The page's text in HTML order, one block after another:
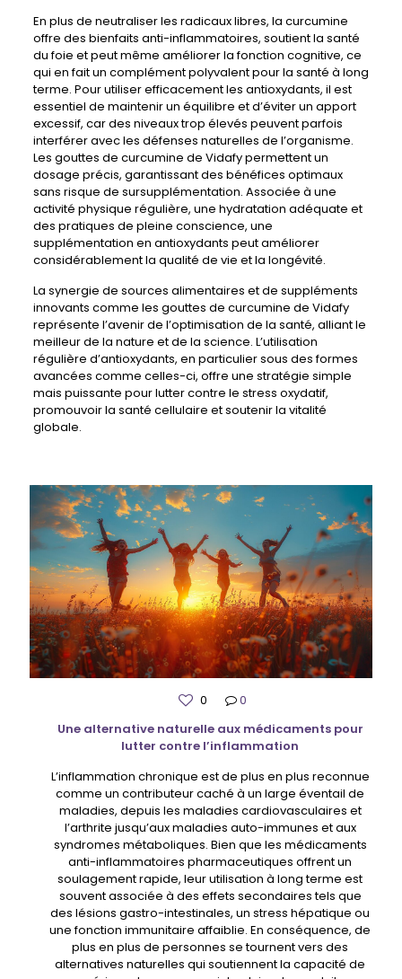
En plus de neutraliser les radicaux libres, la curcumine
offre des bienfaits anti-inflammatoires, soutient la santé
du foie et peut même améliorer la fonction cognitive, ce
qui en fait un complément polyvalent pour la santé à long
terme. Pour utiliser efficacement les antioxydants, il est
essentiel de maintenir un équilibre et d’éviter un apport
excessif, car des niveaux trop élevés peuvent parfois
interférer avec les défenses naturelles de l’organisme.
Les gouttes de curcumine de Vidafy permettent un
dosage précis, garantissant des bénéfices optimaux
sans risque de sursupplémentation. Associée à une
activité physique régulière, une hydratation adéquate et
des pratiques de pleine conscience, une
supplémentation en antioxydants peut améliorer
considérablement la qualité de vie et la longévité.
La synergie de sources alimentaires et de suppléments
innovants comme les gouttes de curcumine de Vidafy
représente l’avenir de l’optimisation de la santé, alliant le
meilleur de la nature et de la science. L’utilisation
régulière d’antioxydants, en particulier sous des formes
avancées comme celles-ci, offre une stratégie simple
mais puissante pour lutter contre le stress oxydatif,
promouvoir la santé cellulaire et soutenir la vitalité
globale.
0
0
Une alternative naturelle aux médicaments pour
lutter contre l’inflammation
L’inflammation chronique est de plus en plus reconnue
comme un contributeur caché à un large éventail de
maladies, depuis les maladies cardiovasculaires et
l’arthrite jusqu’aux maladies auto-immunes et aux
syndromes métaboliques. Bien que les médicaments
anti-inflammatoires pharmaceutiques offrent un
soulagement rapide, leur utilisation à long terme est
souvent associée à des effets secondaires tels que
des lésions gastro-intestinales, un stress hépatique ou
une fonction immunitaire affaiblie. En conséquence, de
plus en plus de personnes se tournent vers des
alternatives naturelles qui soutiennent la capacité de